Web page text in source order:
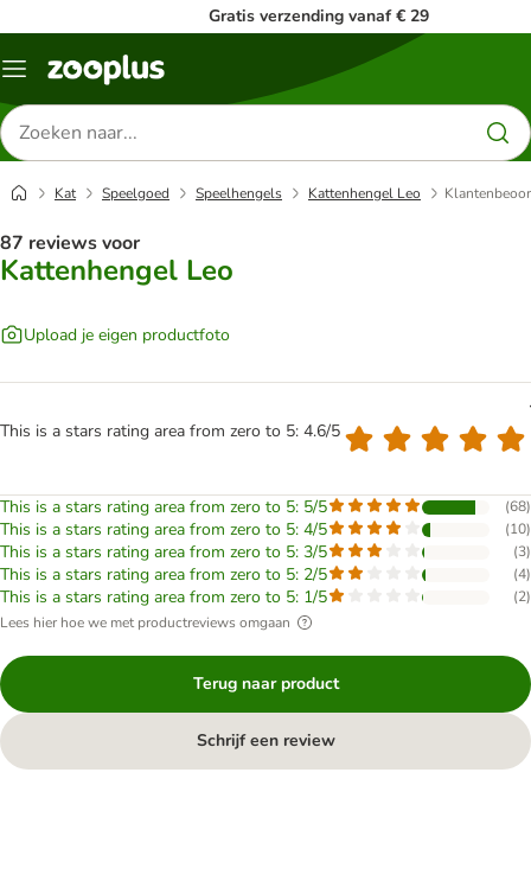
Gratis verzending vanaf € 29
Menu
Zoeken
naar
producten
Kat Speelgoed Speelhengels Kattenhengel Leo
87 reviews voor
Kattenhengel Leo
Upload je eigen productfoto
This is a stars rating area from zero to 5: 4.6/5
This is a stars rating area from zero to 5: 5/5 (68)
This is a stars rating area from zero to 5: 4/5 (10)
This is a stars rating area from zero to 5: 3/5 (3)
This is a stars rating area from zero to 5: 2/5 (4)
This is a stars rating area from zero to 5: 1/5 (2)
Lees hier hoe we met productreviews omgaan
Terug naar product
Schrijf een review